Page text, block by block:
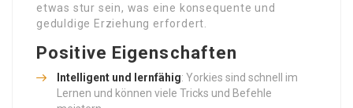
etwas stur sein, was eine konsequente und
geduldige Erziehung erfordert.
Positive Eigenschaften
Intelligent und lernfähig: Yorkies sind schnell im
Lernen und können viele Tricks und Befehle